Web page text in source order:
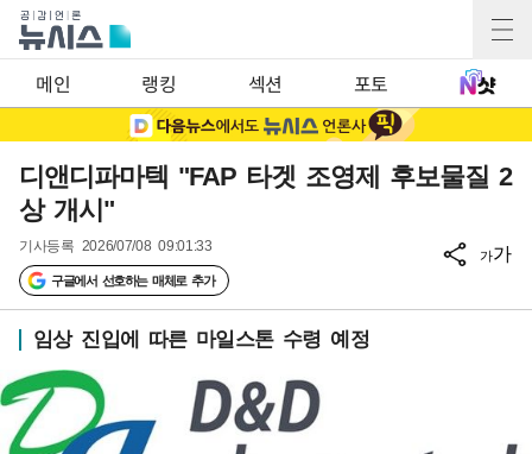
메인 랭킹 섹션 포토
디앤디파마텍 "FAP 타겟 조영제 후보물질 2
상 개시"
기사등록 2026/07/08 09:01:33
구글에서 선호하는 매체로 추가
가가
임상 진입에 따른 마일스톤 수령 예정